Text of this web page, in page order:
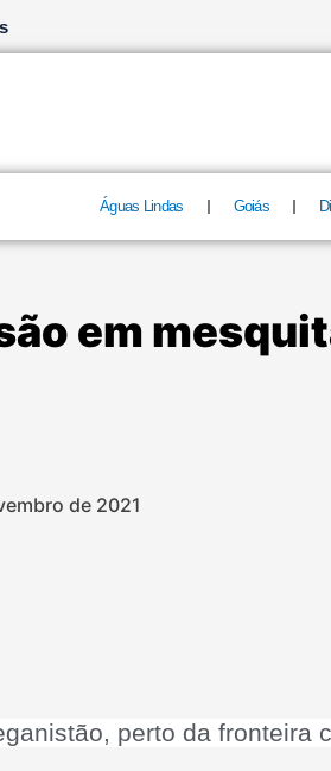
Águas Lindas Goiás
em
de 2021
perto da fronteira